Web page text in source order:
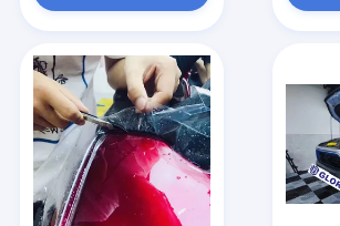
家
プロダクト